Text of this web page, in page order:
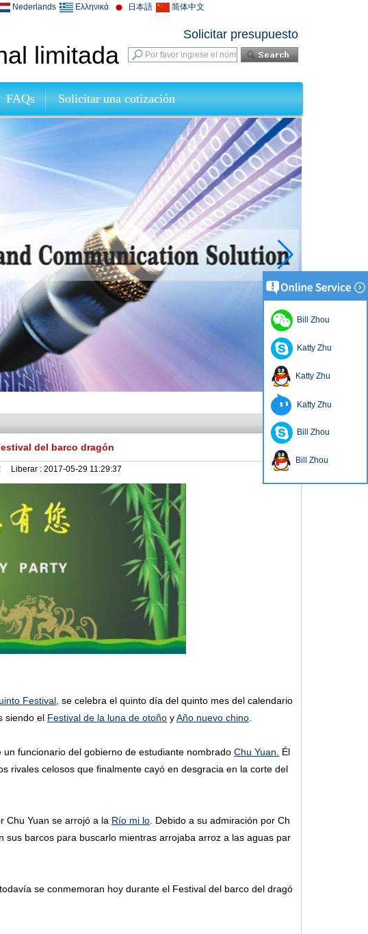
Nederlands Ελληνικά 日本語 简体中文
limitada
Solicitar presupuesto
FAQs Solicitar una cotización
del barco dragón
Liberar : 2017-05-29 11:29:37
Festival , se celebra el quinto día del quinto mes del calendario
siendo el Festival de la luna de otoño yAño nuevo chino
del gobierno de estudiante nombrado Chu Yuan.
Él
rivales celosos que finalmente cayó en desgracia en la corte del
Yuan se arrojó a la Río mi lo . Debido a su admiración por Ch
barcos para buscarlo mientras arrojaba arroz a las aguas par
se conmemoran hoy durante el Festival del barco del dragó
Bill Zhou
Katty Zhu
Katty Zhu
Katty Zhu
Bill Zhou
Bill Zhou